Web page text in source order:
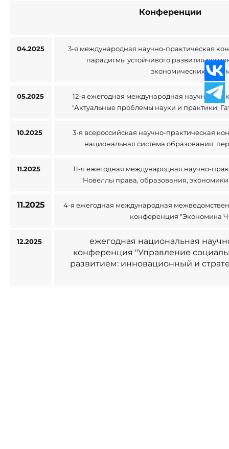
Конференции
04.2025
3-я международная научно-практическая
парадигмы устойчивого развития
экономических
05.2025
12-я ежегодная международная научно-
"Актуальные проблемы науки и практики:
10.2025
3-я всероссийская научно-практическая
национальная система образования:
11.2025
11-я ежегодная международная научно-
"Новеллы права, образования,
11.2025
4-я ежегодная международная
конференция "Экономика
12.2025
ежегодная национальная
конференция "Управление
развитием: инновационный и